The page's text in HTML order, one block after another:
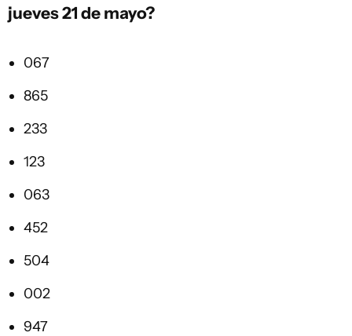
jueves 21 de mayo?
067
865
233
123
063
452
504
002
947